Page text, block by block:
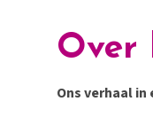
Over
Ons verhaal